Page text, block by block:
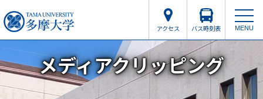
アクセス バス時刻表 MENU
メディアクリッピング